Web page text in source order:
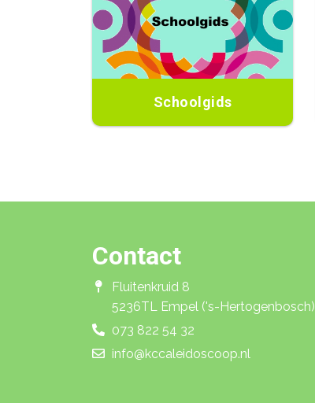
Schoolgids
Contact
Fluitenkruid 8
5236TL Empel ('s-Hertogenbosch)
073 822 54 32
info@kccaleidoscoop.nl